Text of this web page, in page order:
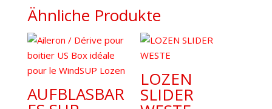
Ähnliche Produkte
AUFBLASBAR
LOZEN
SLIDER